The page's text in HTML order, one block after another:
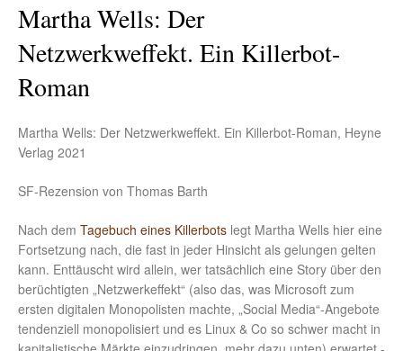
Martha Wells: Der
Netzwerkweffekt. Ein Killerbot-
Roman
Martha Wells: Der Netzwerkweffekt. Ein Killerbot-Roman, Heyne
Verlag 2021
SF-Rezension von Thomas Barth
Nach dem Tagebuch eines Killerbots legt Martha Wells hier eine
Fortsetzung nach, die fast in jeder Hinsicht als gelungen gelten
kann. Enttäuscht wird allein, wer tatsächlich eine Story über den
berüchtigten „Netzwerkeffekt“ (also das, was Microsoft zum
ersten digitalen Monopolisten machte, „Social Media“-Angebote
tendenziell monopolisiert und es Linux & Co so schwer macht in